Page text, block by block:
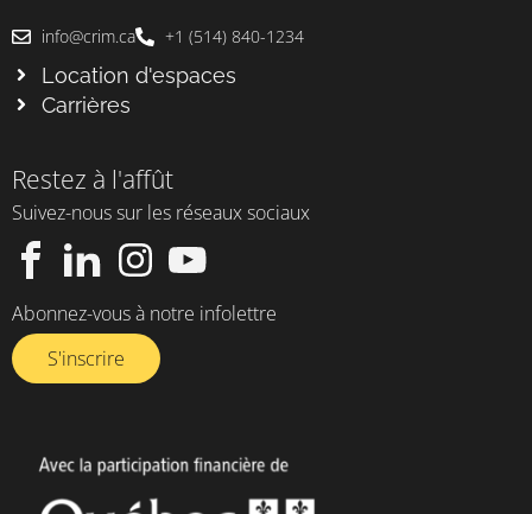
info@crim.ca +1 (514) 840-1234
Location d'espaces
Carrières
Restez à l'affût
Suivez-nous sur les réseaux sociaux
Abonnez-vous à notre infolettre​
S'inscrire